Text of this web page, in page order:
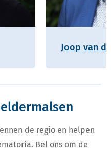
Joop van
de regio en helpen
Bel ons om de